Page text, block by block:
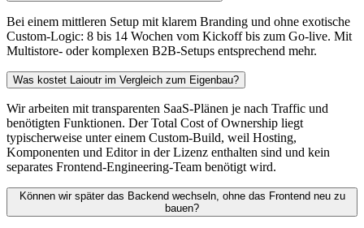
Bei einem mittleren Setup mit klarem Branding und ohne exotische
Custom-Logic: 8 bis 14 Wochen vom Kickoff bis zum Go-live. Mit
Multistore- oder komplexen B2B-Setups entsprechend mehr.
Was kostet Laioutr im Vergleich zum Eigenbau?
Wir arbeiten mit transparenten SaaS-Plänen je nach Traffic und
benötigten Funktionen. Der Total Cost of Ownership liegt
typischerweise unter einem Custom-Build, weil Hosting,
Komponenten und Editor in der Lizenz enthalten sind und kein
separates Frontend-Engineering-Team benötigt wird.
Können wir später das Backend wechseln, ohne das Frontend neu zu
bauen?